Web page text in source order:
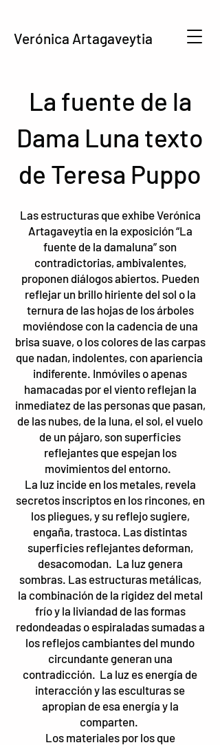
Verónica Artagaveytia
La fuente de la
Dama Luna texto
de Teresa Puppo
Las estructuras que exhibe Verónica
Artagaveytia en la exposición “La
fuente de la damaluna” son
contradictorias, ambivalentes,
proponen diálogos abiertos. Pueden
reflejar un brillo hiriente del sol o la
ternura de las hojas de los árboles
moviéndose con la cadencia de una
brisa suave, o los colores de las carpas
que nadan, indolentes, con apariencia
indiferente. Inmóviles o apenas
hamacadas por el viento reflejan la
inmediatez de las personas que pasan,
de las nubes, de la luna, el sol, el vuelo
de un pájaro, son superficies
reflejantes que espejan los
movimientos del entorno.
La luz incide en los metales, revela
secretos inscriptos en los rincones, en
los pliegues, y su reflejo sugiere,
engaña, trastoca. Las distintas
superficies reflejantes deforman,
desacomodan. La luz genera
sombras. Las estructuras metálicas,
la combinación de la rigidez del metal
frío y la liviandad de las formas
redondeadas o espiraladas sumadas a
los reflejos cambiantes del mundo
circundante generan una
contradicción. La luz es energía de
interacción y las esculturas se
apropian de esa energía y la
comparten.
Los materiales por los que